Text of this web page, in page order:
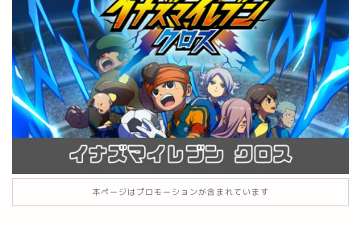
本ページはプロモーションが含まれています